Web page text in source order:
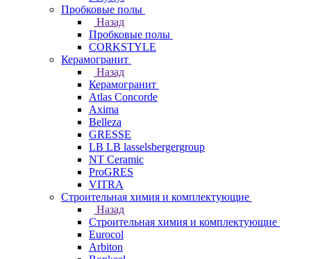
Пробковые полы
Назад
Пробковые полы
CORKSTYLE
Керамогранит
Назад
Керамогранит
Atlas Concorde
Axima
Belleza
GRESSE
LB LB lasselsbergergroup
NT Ceramic
ProGRES
VITRA
Строительная химия и комплектующие
Назад
Строительная химия и комплектующие
Eurocol
Arbiton